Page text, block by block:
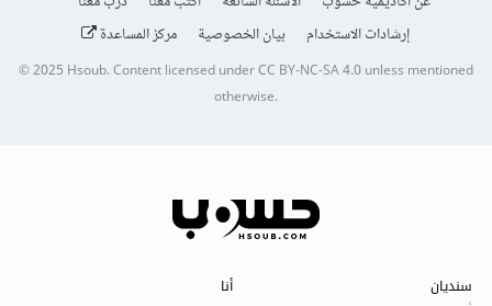
إرشادات الاستخدام
بيان الخصوصية مركز المساعدة
© 2025Hsoub.Content licensed underCC BY-NC-SA 4.0unless mentioned
otherwise.